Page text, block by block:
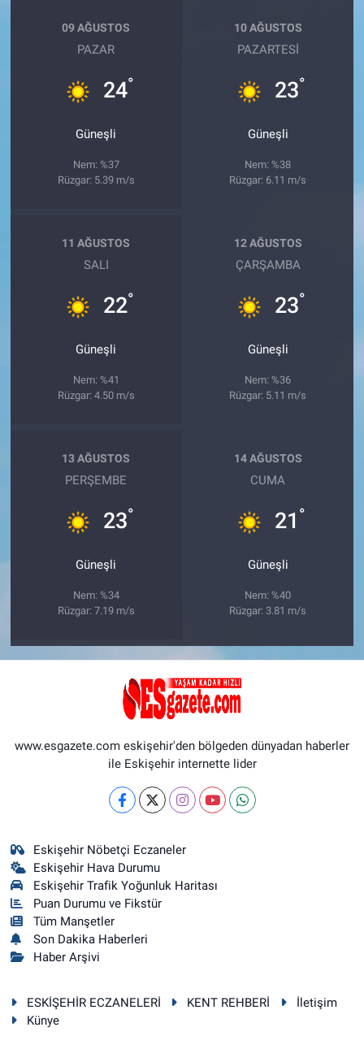
09 AĞUSTOS
PAZAR
24°
Güneşli
Nem: %37
Rüzgar: 5.39 m/s
10 AĞUSTOS
PAZARTESI
23°
Güneşli
Nem: %38
Rüzgar: 6.11 m/s
11 AĞUSTOS
SALI
22°
Güneşli
Nem: %41
Rüzgar: 4.50 m/s
12 AĞUSTOS
ÇARŞAMBA
23°
Güneşli
Nem: %36
Rüzgar: 5.11 m/s
13 AĞUSTOS
PERŞEMBE
23°
Güneşli
Nem: %34
Rüzgar: 7.19 m/s
14 AĞUSTOS
CUMA
21 °
Güneşli
Nem: %40
Rüzgar: 3.81 m/s
www.esgazete.com eskişehir'den bölgeden dünyadan haberler
ile Eskişehir internette lider
Eskişehir Nöbetçi Eczaneler
Eskişehir Hava Durumu
Eskişehir Trafik Yoğunluk Haritası
Puan Durumu ve Fikstür
Tüm Manşetler
Son Dakika Haberleri
Haber Arşivi
ESKİŞEHİR ECZANELERİ KENT REHBERİ
İletişim
Künye